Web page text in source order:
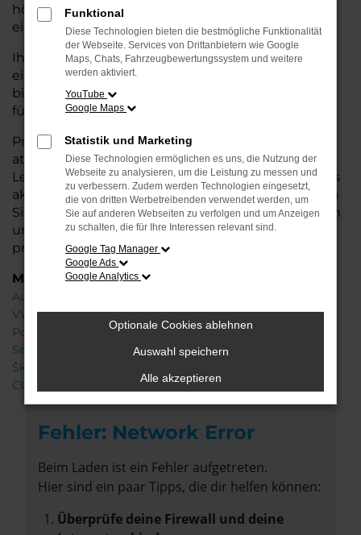
höchsten Fahrkomfort, innovative Features und
eine herausragende Wirtschaftlichkeit.
Ihr VW Autohaus in Rotenburg steht Ihnen mit
einer breiten Auswahl an Neuwagen zur Seite und
bietet Ihnen umfassende
für Sie passende Fahrzeug finden.
Profitieren Sie von zusätzlichen Services wie
attraktiven Finanzierungsmöglichkeiten,
Leasingangeboten und der Inzahlungnahme Ihres
aktuellen Fahrzeugs. Besuchen Sie uns und lassen
Sie sich von unseren Experten beraten – wir freuen
uns, Ihnen den perfekten Neuwagen zu
präsentieren!
Marken
Audi
VW
Porsche
Seat
Škoda
CUPRA
Fehler: Network Error
Beim Laden ist ein Fehler aufgetreten.
Hier sind ein paar Tipps, die dir helfen können:
Überprüfe deine Firewall und deine
Funktional
Diese Technologien bieten die bestmögliche Funktionalität
der Webseite. Services von Drittanbietern wie Google
Maps, Chats, Fahrzeugbewertungssystem und weitere
werden aktiviert.
YouTube
Google Maps
Statistik und Marketing
Diese Technologien ermöglichen es uns, die Nutzung der
Webseite zu analysieren, um die Leistung zu messen und
zu verbessern. Zudem werden Technologien eingesetzt,
die von dritten Werbetreibenden verwendet werden, um
Sie auf anderen Webseiten zu verfolgen und um Anzeigen
zu schalten, die für Ihre Interessen relevant sind.
Google Tag Manager
Google Ads
Google Analytics
Optionale Cookies ablehnen
Auswahl speichern
Alle akzeptieren